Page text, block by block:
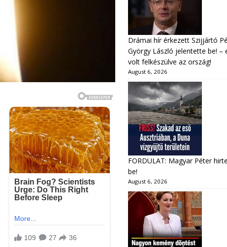
Drámai hír érkezett Szijjártó
György László jelentette be! –
volt felkészülve az ország!
August 6, 2026
FORDULAT: Magyar Péter
be!
August 6, 2026